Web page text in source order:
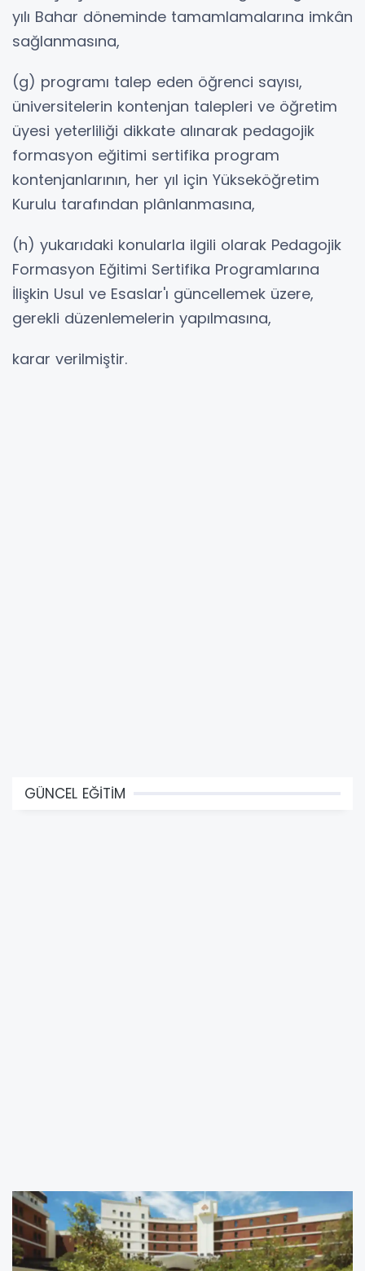
yılı Bahar döneminde tamamlamalarına imkân
sağlanmasına,
(g) programı talep eden öğrenci sayısı,
üniversitelerin kontenjan talepleri ve öğretim
üyesi yeterliliği dikkate alınarak pedagojik
formasyon eğitimi sertifika program
kontenjanlarının, her yıl için Yükseköğretim
Kurulu tarafından plânlanmasına,
(h) yukarıdaki konularla ilgili olarak Pedagojik
Formasyon Eğitimi Sertifika Programlarına
İlişkin Usul ve Esaslar'ı güncellemek üzere,
gerekli düzenlemelerin yapılmasına,
karar verilmiştir.
GÜNCEL EĞİTİM